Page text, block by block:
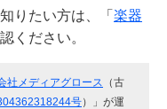
りたい方は、「 楽器
ください。
社メディアグロース （古
号）」が運